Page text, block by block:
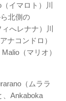
イマロト）川
北側の
へレナナ）川
ナコンドロ）
（マリオ）
（ムララ
、Ankaboka